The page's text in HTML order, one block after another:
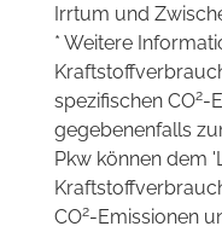
Irrtum und
* Weitere
spezifischen CO2-
gegebenenfalls
Pkw können dem
CO2-Emissionen